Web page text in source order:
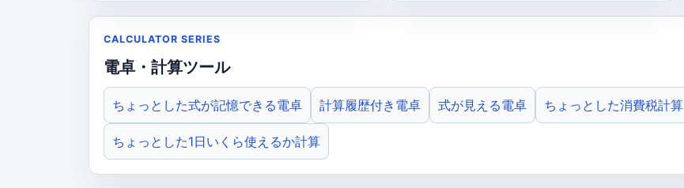
CALCULATOR SERIES
電卓・計算ツール
ちょっとした式が記憶できる電卓 計算履歴付き電卓 式が見える電卓 ちょっとした消費税計算
ちょっとした1日いくら使えるか計算